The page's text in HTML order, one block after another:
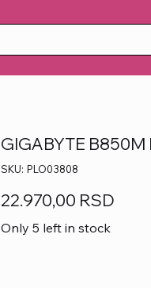
GIGABYTE B850M
SKU: SKU
PLO03808
PLO03808
22.970,00 RSD
Only 5 left in stock